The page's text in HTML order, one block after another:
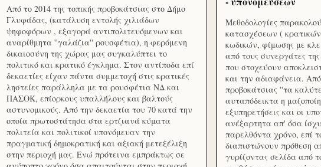
Από το 2014 της τοπικής προβοκάτσιας στο Δήμο
Γλυφάδας, (κατάλυση εντολής χιλιάδων
ψηφοφόρων , εξαγορά αντιπολιτευόμενων και
αναρίθμητα ''γαλάζια'' ρουσφέτια), η φερόμενη
δικαιοσύνη της χώρας μας συγκαλύπτει το
πολιτικό και κρατικό έγκλημα. Στον αντίποδα επί
δεκαετίες είχαν πάντα συμμετοχή στις κρατικές
ληστείες παράλληλα με τα ρουσφέτια ΝΔ και
ΠΑΣΟΚ, επίορκους υπαλλήλους και βαλτούς
αστυνομικούς. Από την δεκαετία του 70 κατά την
οποία πρωτοστάτησα στα ερτζιανά κύματα
πολιτεία και πολιτικοί υπονόμευαν την
πραγματική δημοκρατική και αξιακή μετεξέλιξη
στην περιοχή μας. Ενώ πρότεινα εμπράκτως σε
Μεθοδολογίες
κατασχέσεων (
κωδικών, φίμωσης με
από τους συνεργάτες
που στοχεύουν
και την αδιαφάνεια. Από
προβοκάτσιας ''τα
αυταπόδεικτα η
εξυπηρετήσεις και οι
ανέξαρτητα απ' όσα
παρελθόντα χρόνο, επί
διαπιστώνουν πρόθεση
γυρίζοντας σελίδα από